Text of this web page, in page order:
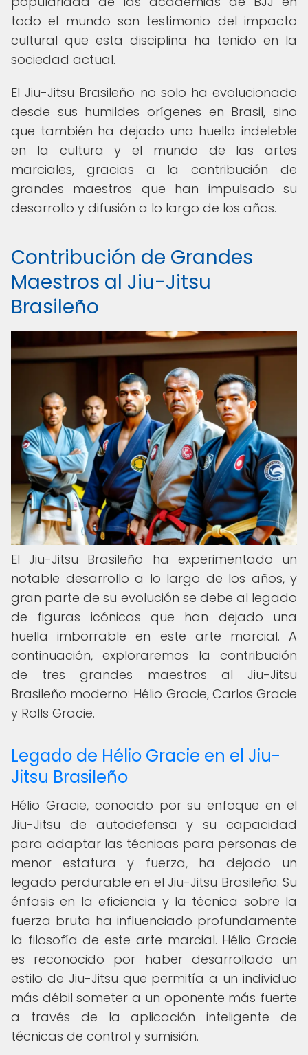
todo el mundo son testimonio del impacto
cultural que esta disciplina ha tenido en la
sociedad actual.
El Jiu-Jitsu Brasileño no solo ha evolucionado
desde sus humildes orígenes en Brasil, sino
que también ha dejado una huella indeleble
en la cultura y el mundo de las artes
marciales, gracias a la contribución de
grandes maestros que han impulsado su
desarrollo y difusión a lo largo de los años.
Contribución de Grandes
Maestros al Jiu-Jitsu
Brasileño
El Jiu-Jitsu Brasileño ha experimentado un
notable desarrollo a lo largo de los años, y
gran parte de su evolución se debe al legado
de figuras icónicas que han dejado una
huella imborrable en este arte marcial. A
continuación, exploraremos la contribución
de tres grandes maestros al Jiu-Jitsu
Brasileño moderno: Hélio Gracie, Carlos Gracie
y Rolls Gracie.
Legado de Hélio Gracie en el Jiu-
Jitsu Brasileño
Hélio Gracie, conocido por su enfoque en el
Jiu-Jitsu de autodefensa y su capacidad
para adaptar las técnicas para personas de
menor estatura y fuerza, ha dejado un
legado perdurable en el Jiu-Jitsu Brasileño. Su
énfasis en la eficiencia y la técnica sobre la
fuerza bruta ha influenciado profundamente
la filosofía de este arte marcial. Hélio Gracie
es reconocido por haber desarrollado un
estilo de Jiu-Jitsu que permitía a un individuo
más débil someter a un oponente más fuerte
a través de la aplicación inteligente de
técnicas de control y sumisión.